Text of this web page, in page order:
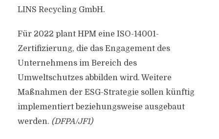
LINS Recycling GmbH.
Für 2022 plant HPM eine ISO-14001-
Zertifizierung, die das Engagement des
Unternehmens im Bereich des
Umweltschutzes abbilden wird. Weitere
Maßnahmen der ESG-Strategie sollen künftig
implementiert beziehungsweise ausgebaut
werden. (DFPA/JF1)